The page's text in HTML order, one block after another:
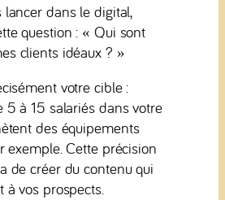
lancer dans le digital,
question : « Qui sont
clients idéaux ? »
votre cible :
5 à 15 salariés dans votre
des équipements
exemple. Cette précision
de créer du contenu qui
à vos prospects.